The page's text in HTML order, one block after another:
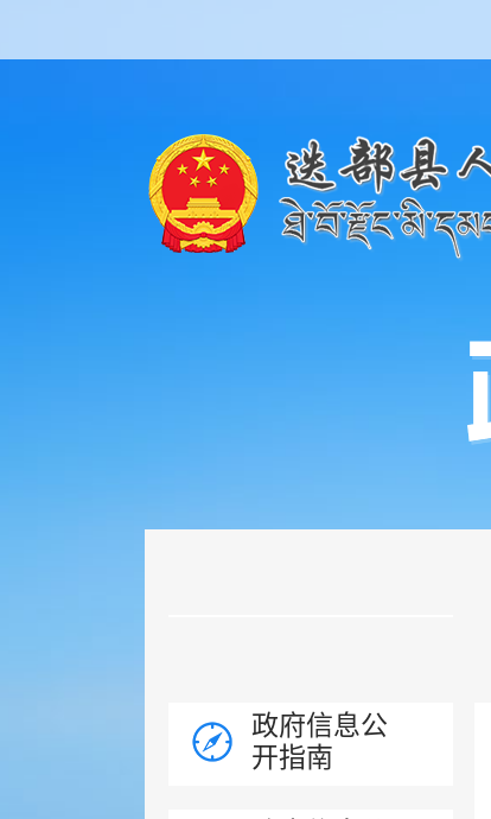
政府信息公
开指南